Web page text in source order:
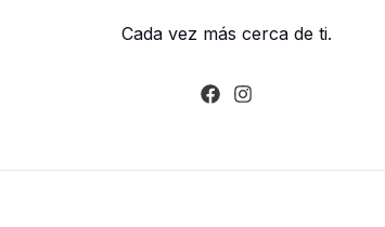
Cada vez más cerca de ti.